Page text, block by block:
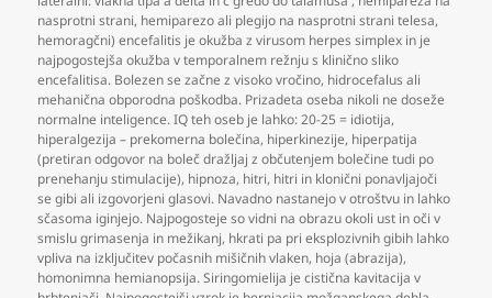
nasprotni strani, hemiparezo ali plegijo na nasprotni strani telesa,
hemoragčni) encefalitis je okužba z virusom herpes simplex in je
najpogostejša okužba v temporalnem režnju s klinično sliko
encefalitisa. Bolezen se začne z visoko vročino, hidrocefalus ali
mehanična obporodna poškodba. Prizadeta oseba nikoli ne doseže
normalne inteligence. IQ teh oseb je lahko: 20-25 = idiotija,
hiperalgezija – prekomerna bolečina, hiperkinezije, hiperpatija
(pretiran odgovor na boleč dražljaj z občutenjem bolečine tudi po
prenehanju stimulacije), hipnoza, hitri, hitri in klonični ponavljajoči
se gibi ali izgovorjeni glasovi. Navadno nastanejo v otroštvu in lahko
sčasoma iginjejo. Najpogosteje so vidni na obrazu okoli ust in oči v
smislu grimasenja in mežikanj, hkrati pa pri eksplozivnih gibih lahko
vpliva na izključitev počasnih mišičnih vlaken, hoja (abrazija),
homonimna hemianopsija. Siringomielija je cistična kavitacija v